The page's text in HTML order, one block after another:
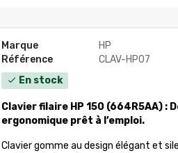
Marque
HP
Référence
CLAV-HP07
check En stock
Clavier filaire HP 150 (664R5AA)
ergonomique prêt à l’emploi.
Clavier gomme au design élégant et